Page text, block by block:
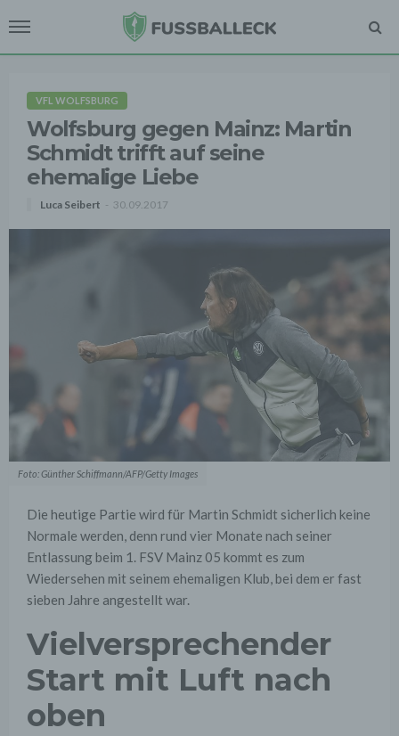
VFL WOLFSBURG
Wolfsburg gegen Mainz: Martin
Schmidt trifft auf seine
ehemalige Liebe
Luca Seibert 30.09.2017
Foto: Günther Schiffmann/AFP/Getty Images
Die heutige Partie wird für Martin Schmidt sicherlich keine
Normale werden, denn rund vier Monate nach seiner
Entlassung beim 1. FSV Mainz 05 kommt es zum
Wiedersehen mit seinem ehemaligen Klub, bei dem er fast
sieben Jahre angestellt war.
Vielversprechender
Start mit Luft nach
oben